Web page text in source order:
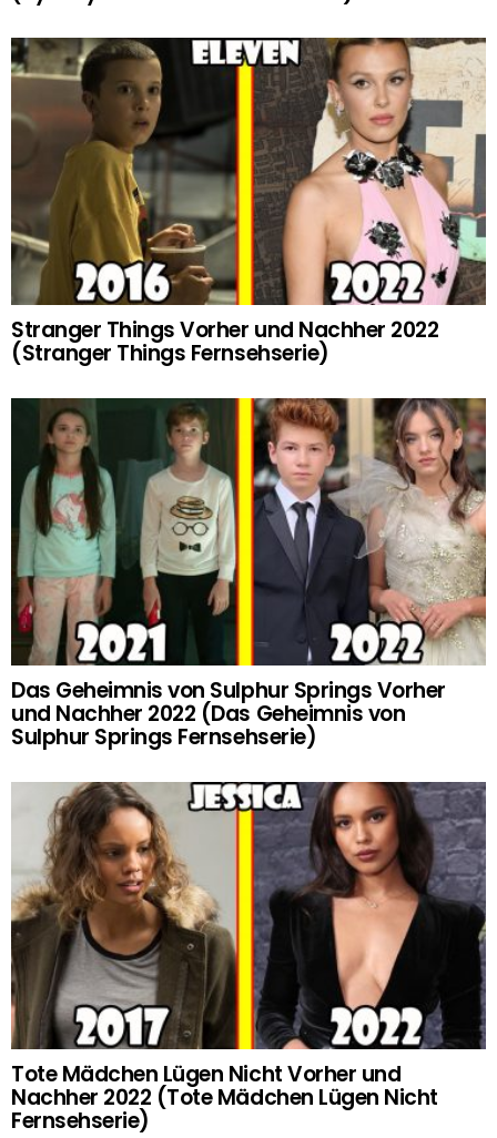
Stranger Things Vorher und Nachher 2022
(Stranger Things Fernsehserie)
Das Geheimnis von Sulphur Springs Vorher
und Nachher 2022 (Das Geheimnis von
Sulphur Springs Fernsehserie)
Tote Mädchen Lügen Nicht Vorher und
Nachher 2022 (Tote Mädchen Lügen Nicht
Fernsehserie)